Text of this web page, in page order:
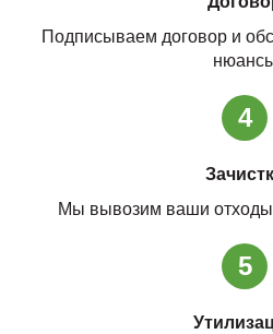
Подписываем договор и
4
Мы вывозим ваши отходы
5